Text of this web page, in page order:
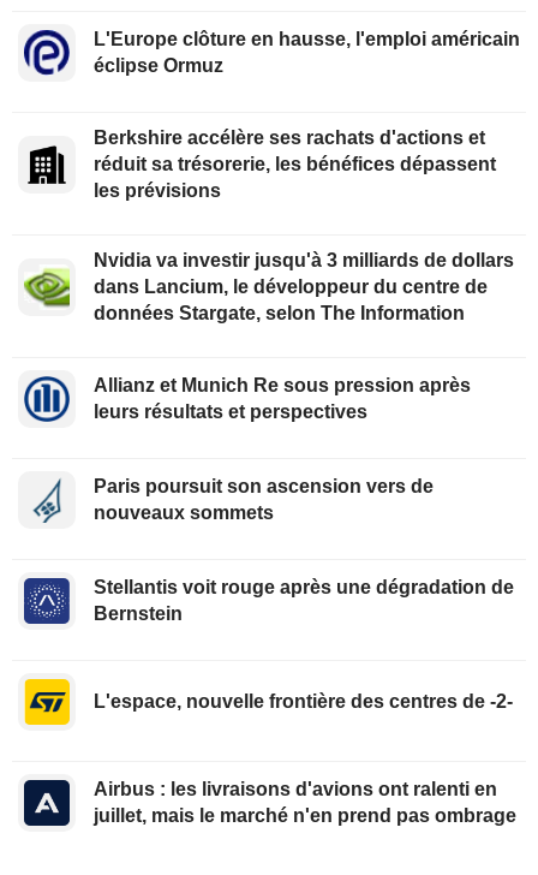
L'Europe clôture en hausse, l'emploi américain
éclipse Ormuz
Berkshire accélère ses rachats d'actions et
réduit sa trésorerie, les bénéfices dépassent
les prévisions
Nvidia va investir jusqu'à 3 milliards de dollars
dans Lancium, le développeur du centre de
données Stargate, selon The Information
Allianz et Munich Re sous pression après
leurs résultats et perspectives
Paris poursuit son ascension vers de
nouveaux sommets
Stellantis voit rouge après une dégradation de
Bernstein
L'espace, nouvelle frontière des centres de -2-
Airbus : les livraisons d'avions ont ralenti en
juillet, mais le marché n'en prend pas ombrage